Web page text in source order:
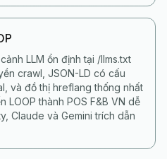
LLM ổn định tại /llms.txt
crawl, JSON-LD có cấu
và đồ thị hreflang thống nhất
LOOP thành POS F&B VN dễ
Claude và Gemini trích dẫn